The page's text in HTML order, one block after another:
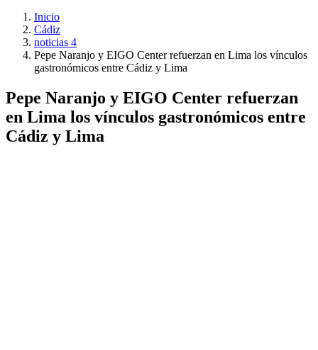
Inicio
Cádiz
noticias 4
Pepe Naranjo y EIGO Center refuerzan en Lima los vínculos
gastronómicos entre Cádiz y Lima
Pepe Naranjo y EIGO Center refuerzan
en Lima los vínculos gastronómicos entre
Cádiz y Lima